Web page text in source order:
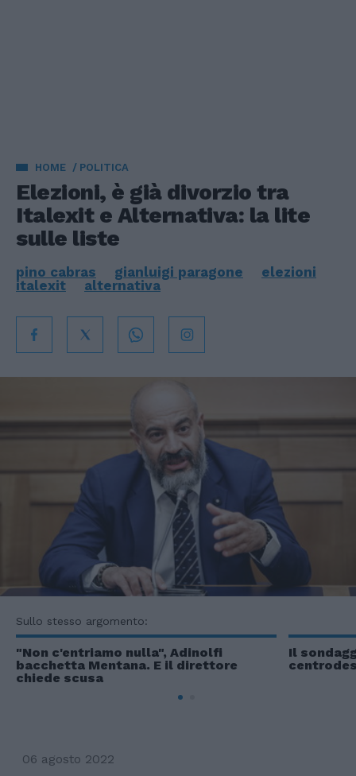
HOME POLITICA
Elezioni, è già divorzio tra
Italexit e Alternativa: la lite
sulle liste
pino cabras gianluigi paragone
elezioni
italexit
alternativa
Sullo stesso argomento:
"Non c'entriamo nulla", Adinolfi
bacchetta Mentana. E il direttore
chiede scusa
Il
06 agosto 2022